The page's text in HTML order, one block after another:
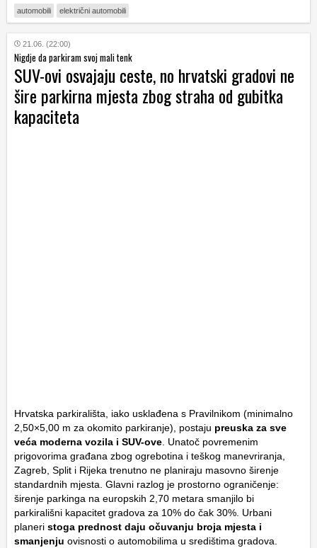
automobili električni automobili
21.06. (22:00)
Nigdje da parkiram svoj mali tenk
SUV-ovi osvajaju ceste, no hrvatski gradovi ne
šire parkirna mjesta zbog straha od gubitka
kapaciteta
Hrvatska parkirališta, iako usklađena s Pravilnikom (minimalno
2 50×5 00 m za okomito parkiranje), postaju preuska za sve
veća moderna vozila i SUV-ove . Unatoč povremenim
prigovorima građana zbog ogrebotina i teškog manevriranja,
Zagreb, Split i Rijeka trenutno ne planiraju masovno širenje
standardnih mjesta. Glavni razlog je prostorno ograničenje:
širenje parkinga na europskih 2,70 metara smanjilo bi
parkirališni kapacitet gradova za 10% do čak 30%. Urbani
planeri stoga prednost daju očuvanju broja mjesta i
smanjenju ovisnosti o automobilima u središtima gradova.